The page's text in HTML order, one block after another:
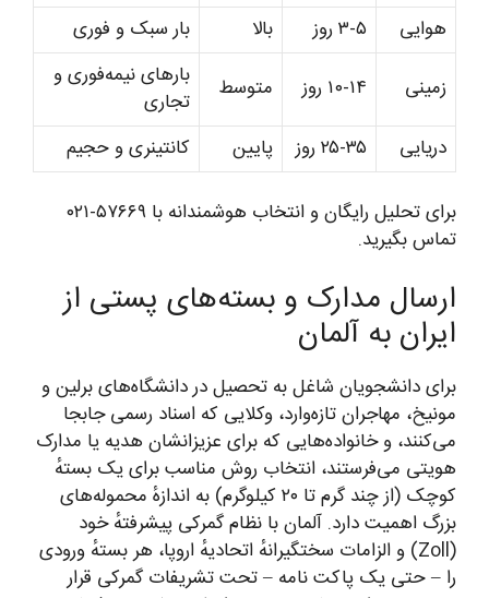
هوایی
۳-۵ روز بالا
بار سبک و فوری
زمینی
۱۰-۱۴ روز متوسط
بارهای نیمه‌فوری و
تجاری
دریایی
۲۵-۳۵ روز پایین کانتینری و حجیم
برای تحلیل رایگان و انتخاب هوشمندانه با ۵۷۶۶۹-۰۲۱
تماس بگیرید.
ارسال مدارک و بسته‌های پستی از
ایران به آلمان
برای دانشجویان شاغل به تحصیل در دانشگاه‌های برلین و
مونیخ، مهاجران تازه‌وارد، وکلایی که اسناد رسمی جابجا
می‌کنند، و خانواده‌هایی که برای عزیزانشان هدیه یا مدارک
هویتی می‌فرستند، انتخاب روش مناسب برای یک بستهٔ
کوچک (از چند گرم تا ۲۰ کیلوگرم) به اندازهٔ محموله‌های
بزرگ اهمیت دارد. آلمان با نظام گمرکی پیشرفتهٔ خود
(Zoll) و الزامات سختگیرانهٔ اتحادیهٔ اروپا، هر بستهٔ ورودی
را – حتی یک پاکت نامه – تحت تشریفات گمرکی قرار